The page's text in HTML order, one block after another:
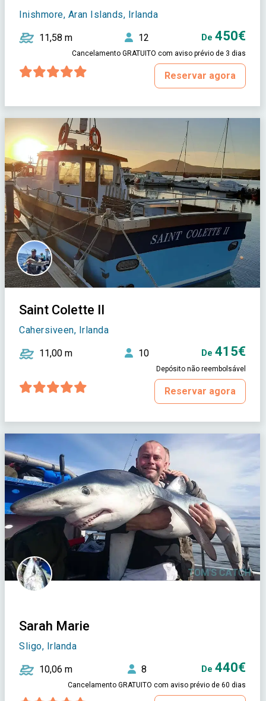
Inishmore, Aran Islands, Irlanda
11,58 m 12 De 450€
Cancelamento GRATUITO com aviso prévio de 3 dias
Reservar agora
Saint Colette II
Cahersiveen, Irlanda
11,00 m 10 De 415€
Depósito não reembolsável
Reservar agora
Sarah Marie
Sligo, Irlanda
10,06 m 8 De 440€
Cancelamento GRATUITO com aviso prévio de 60 dias